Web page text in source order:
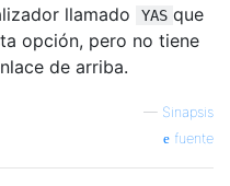
llamado
YAS que
opción, pero no tiene
de arriba.
— Sinapsis
fuente